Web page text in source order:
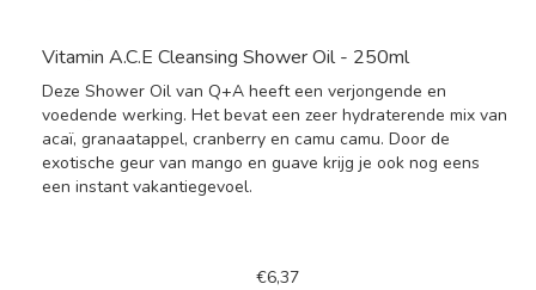
Vitamin A.C.E Cleansing Shower Oil - 250ml
Deze Shower Oil van Q+A heeft een verjongende en
voedende werking. Het bevat een zeer hydraterende mix van
acaï, granaatappel, cranberry en camu camu. Door de
exotische geur van mango en guave krijg je ook nog eens
een instant vakantiegevoel.
€6,37